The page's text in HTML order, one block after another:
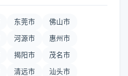
东莞市 佛山市
河源市 惠州市
揭阳市 茂名市
清远市 汕头市